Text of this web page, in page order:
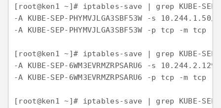
-A KUBE-SEP-PHYMVJLGA3SBF53W -s 10.244.1.50/
-A KUBE-SEP-PHYMVJLGA3SBF53W -p tcp -m
-A KUBE-SEP-6WM3EVRMZRPSARU6 -s
-A KUBE-SEP-6WM3EVRMZRPSARU6 -p tcp -m